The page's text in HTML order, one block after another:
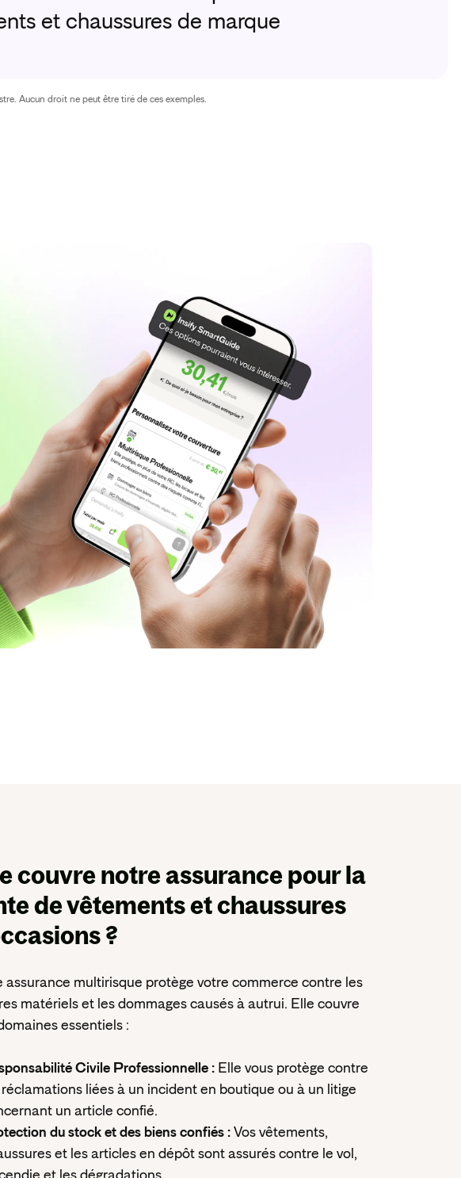
et chaussures de marque
Aucun droit ne peut être tiré de ces exemples.
couvre notre assurancepour la
de vêtements et chaussures
?
assurance multirisque protège votre commerce contre les
matériels et les dommages causés à autrui. Elle couvre
essentiels :
Civile Professionnelle : Elle vous protège contre
réclamations liées à un incident en boutique ou à un litige
un article confié.
du stock et des biens confiés : Vos vêtements,
et les articles en dépôt sont assurés contre le vol,
et les dégradations.